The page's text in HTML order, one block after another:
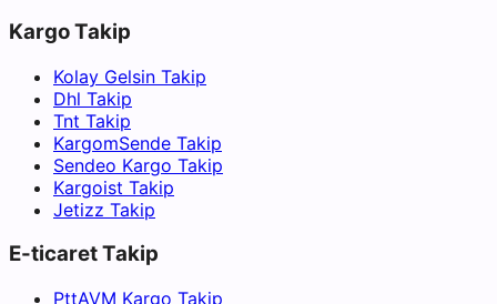
Kargo Takip
Kolay Gelsin Takip
Dhl Takip
Tnt Takip
KargomSende Takip
Sendeo Kargo Takip
Kargoist Takip
Jetizz Takip
E-ticaret Takip
PttAVM Kargo Takip